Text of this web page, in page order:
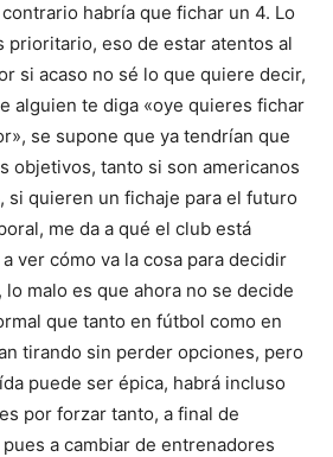
habría que fichar un 4. Lo
prioritario, eso de estar atentos al
si acaso no sé lo que quiere decir,
alguien te diga «oye quieres fichar
se supone que ya tendrían que
objetivos, tanto si son americanos
si quieren un fichaje para el futuro
me da a qué el club está
ver cómo va la cosa para decidir
lo malo es que ahora no se decide
que tanto en fútbol como en
tirando sin perder opciones, pero
puede ser épica, habrá incluso
por forzar tanto, a final de
a cambiar de entrenadores